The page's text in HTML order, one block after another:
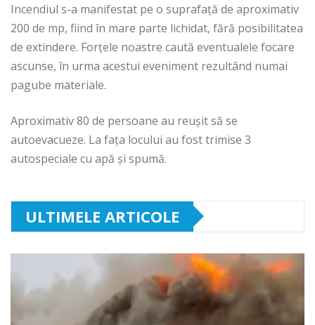
Incendiul s-a manifestat pe o suprafață de aproximativ
200 de mp, fiind în mare parte lichidat, fără posibilitatea
de extindere. Forțele noastre caută eventualele focare
ascunse, în urma acestui eveniment rezultând numai
pagube materiale.
Aproximativ 80 de persoane au reușit să se
autoevacueze. La fața locului au fost trimise 3
autospeciale cu apă și spumă.
ULTIMELE ARTICOLE